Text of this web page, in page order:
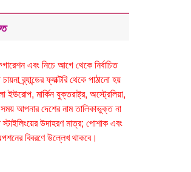
এবং নিচে আগে থেকে নির্বাচিত
ব্র্যান্ডের ফ্যাক্টরি থেকে পাঠানো হয়
মার্কিন যুক্তরাষ্ট্র, অস্ট্রেলিয়া,
আপনার দেশের নাম তালিকাভুক্ত না
উদাহরণ মাত্র; পোশাক এবং
বিবরণে উল্লেখ থাকবে।